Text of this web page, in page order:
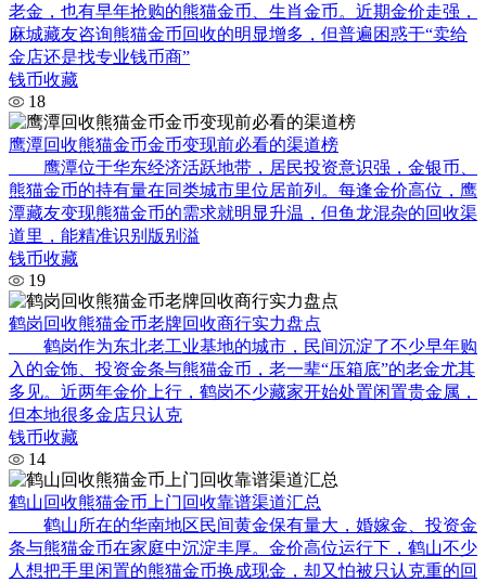
老金，也有早年抢购的熊猫金币、生肖金币。近期金价走强，
麻城藏友咨询熊猫金币回收的明显增多，但普遍困惑于“卖给
金店还是找专业钱币商”
钱币收藏
18
鹰潭回收熊猫金币金币变现前必看的渠道榜
鹰潭位于华东经济活跃地带，居民投资意识强，金银币、
熊猫金币的持有量在同类城市里位居前列。每逢金价高位，鹰
潭藏友变现熊猫金币的需求就明显升温，但鱼龙混杂的回收渠
道里，能精准识别版别溢
钱币收藏
19
鹤岗回收熊猫金币老牌回收商行实力盘点
鹤岗作为东北老工业基地的城市，民间沉淀了不少早年购
入的金饰、投资金条与熊猫金币，老一辈“压箱底”的老金尤其
多见。近两年金价上行，鹤岗不少藏家开始处置闲置贵金属，
但本地很多金店只认克
钱币收藏
14
鹤山回收熊猫金币上门回收靠谱渠道汇总
鹤山所在的华南地区民间黄金保有量大，婚嫁金、投资金
条与熊猫金币在家庭中沉淀丰厚。金价高位运行下，鹤山不少
人想把手里闲置的熊猫金币换成现金，却又怕被只认克重的回